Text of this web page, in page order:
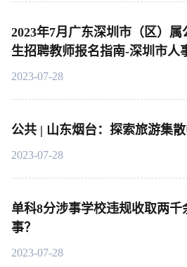
2023年7月广东深圳市（区）
生招聘教师报名指南-深圳市人
说明
2023-07-28
公共 | 山东烟台：探索旅游集
2023-07-28
单科8分涉事学校违规收取两千
事？
2023-07-28